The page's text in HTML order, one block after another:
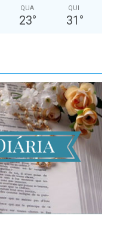
QUA
23°
QUI
31 °